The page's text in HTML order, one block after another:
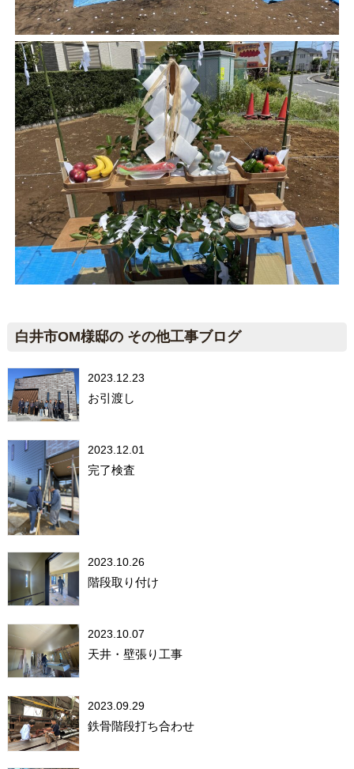
白井市OM様邸の その他工事ブログ
2023.12.23
お引渡し
2023.12.01
完了検査
2023.10.26
階段取り付け
2023.10.07
天井・壁張り工事
2023.09.29
鉄骨階段打ち合わせ